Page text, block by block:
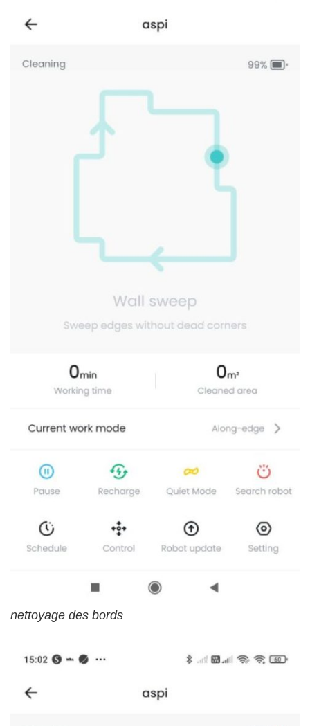
nettoyage des bords